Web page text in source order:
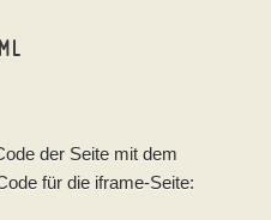
der Seite mit dem
für die iframe-Seite: